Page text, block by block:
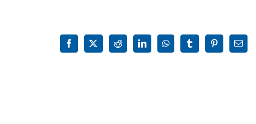
Facebook
X RedditLinkedInWhatsAppTumblrPinterest